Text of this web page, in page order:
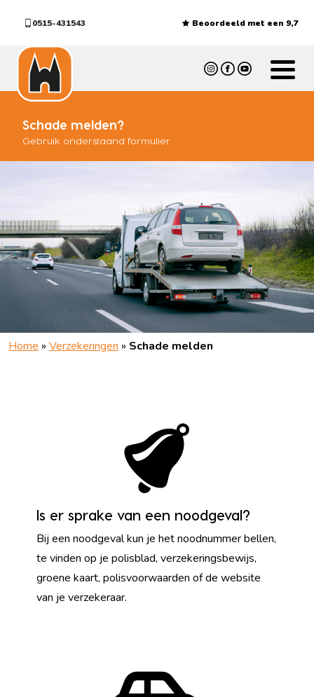
0515-431543 Beoordeeld met een 9,7
Schade melden?
Gebruik onderstaand formulier
Home » Verzekeringen » Schade melden
Is er sprake van een noodgeval?
Bij een noodgeval kun je het noodnummer bellen,
te vinden op je polisblad, verzekeringsbewijs,
groene kaart, polisvoorwaarden of de website
van je verzekeraar.